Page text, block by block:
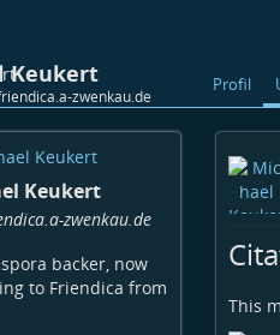
Keukert
zwenkau.de
Profil
Keukert
.a-zwenkau.de
backer, now
to Friendica from
This